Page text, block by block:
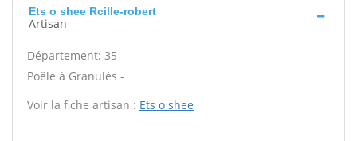
Ets o shee Rcille-robert
Artisan
Département: 35
Poêle à Granulés -
Voir la fiche artisan : Ets o shee